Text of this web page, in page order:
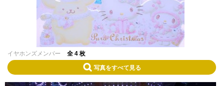
イヤホンズメンバー 全 4 枚
写真をすべて見る